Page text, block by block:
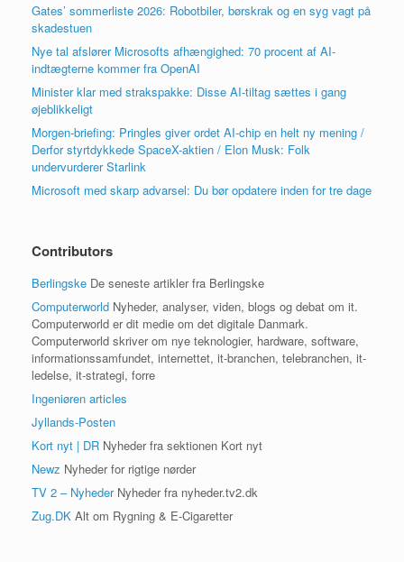
Gates’ sommerliste 2026: Robotbiler, børskrak og en syg vagt på
skadestuen
Nye tal afslører Microsofts afhængighed: 70 procent af AI-
indtægterne kommer fra OpenAI
Minister klar med strakspakke: Disse AI-tiltag sættes i gang
øjeblikkeligt
Morgen-briefing: Pringles giver ordet AI-chip en helt ny mening /
Derfor styrtdykkede SpaceX-aktien / Elon Musk: Folk
undervurderer Starlink
Microsoft med skarp advarsel: Du bør opdatere inden for tre dage
Contributors
Berlingske De seneste artikler fra Berlingske
Computerworld Nyheder, analyser, viden, blogs og debat om it.
Computerworld er dit medie om det digitale Danmark.
Computerworld skriver om nye teknologier, hardware, software,
informationssamfundet, internettet, it-branchen, telebranchen, it-
ledelse, it-strategi, forre
Ingeniøren articles
Jyllands-Posten
Kort nyt | DR Nyheder fra sektionen Kort nyt
Newz Nyheder for rigtige nørder
TV 2 – NyhederNyheder fra nyheder.tv2.dk
Zug.DK Alt om Rygning & E-Cigaretter